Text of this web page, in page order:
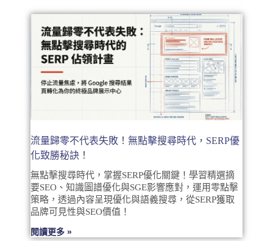
流量歸零不代表失敗！無點擊搜尋時代，SERP優
化致勝秘訣！
無點擊搜尋時代，掌握SERP優化關鍵！學習精選摘
要SEO、知識圖譜優化與SGE影響應對，運用零點擊
策略，透過內容呈現優化與語義搜尋，從SERP獲取
品牌可見性與SEO價值！
閱讀更多 »